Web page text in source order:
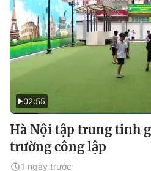
02:55
Hà Nội tập trung tinh
trường công lập
1 ngày trước